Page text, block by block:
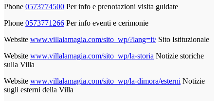
Phone 0573774500 Per info e prenotazioni visita guidate
Phone 0573771266 Per info eventi e cerimonie
Website www.villalamagia.com/sito_wp/?lang=it/ Sito Istituzionale
Website www.villalamagia.com/sito_wp/la-storia Notizie storiche
sulla Villa
Website www.villalamagia.com/sito_wp/la-dimora/esterni Notizie
sugli esterni della Villa